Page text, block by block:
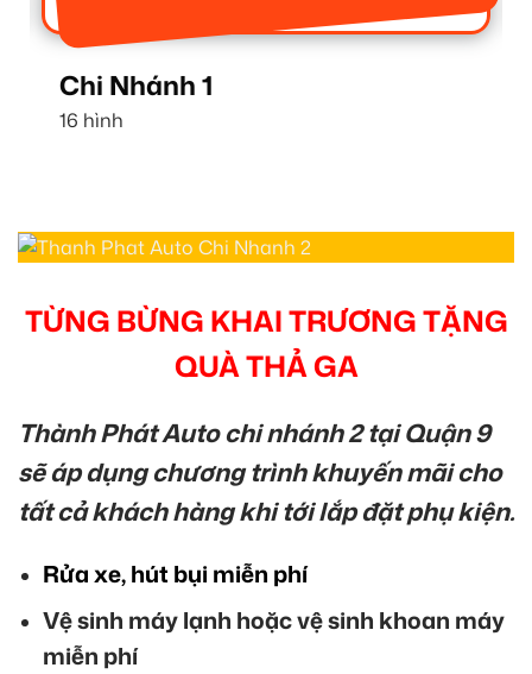
Chi Nhánh 1
16 hình
TỪNG BỪNG KHAI TRƯƠNG TẶNG
QUÀ THẢ GA
Thành Phát Auto chi nhánh 2 tại Quận 9
sẽ áp dụng chương trình khuyến mãi cho
tất cả khách hàng khi tới lắp đặt phụ kiện.
Rửa xe, hút bụi miễn phí
Vệ sinh máy lạnh hoặc vệ sinh khoan máy
miễn phí